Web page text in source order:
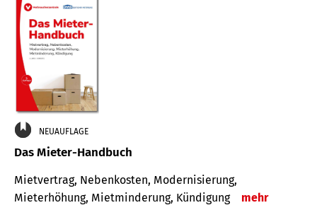
NEUAUFLAGE
Das Mieter-Handbuch
Mietvertrag, Nebenkosten, Modernisierung,
Mieterhöhung, Mietminderung, Kündigung
mehr